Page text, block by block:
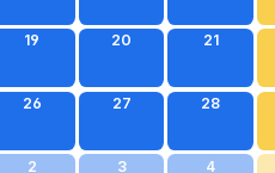
19 20 21
26 27 28
2 3 4